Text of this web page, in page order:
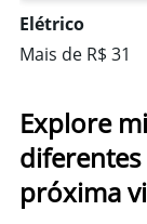
Elétrico
Mais de R$ 31
Explore
próxima